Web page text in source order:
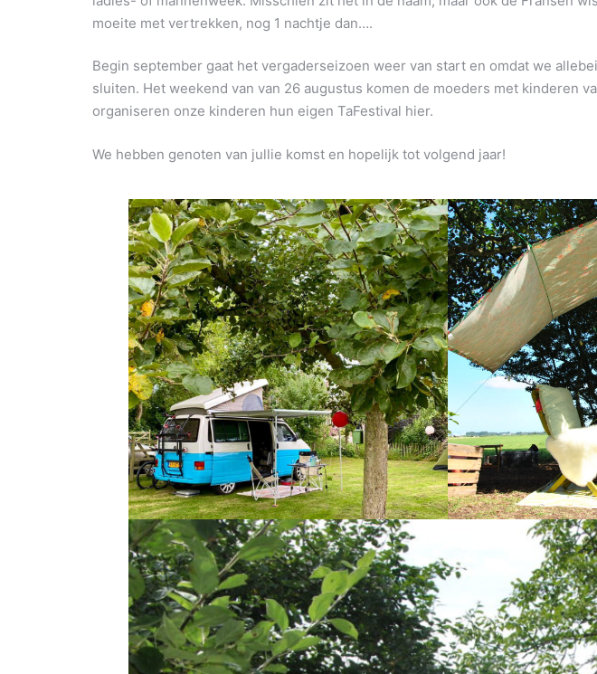
moeite met vertrekken, nog 1 nachtje dan….
Begin september gaat het vergaderseizoen weer van start en omdat we
sluiten. Het weekend van van 26 augustus komen de moeders met kinderen
organiseren onze kinderen hun eigen TaFestival hier.
We hebben genoten van jullie komst en hopelijk tot volgend jaar!